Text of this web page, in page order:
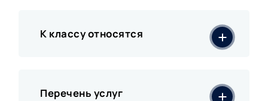
К классу относятся
Перечень услуг